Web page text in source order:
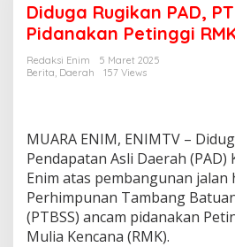
d
u
g
k
a
n
P
A
D
Diduga Rugikan PAD,
Pidanakan Petinggi
Redaksi Enim
5 Maret 2025
Berita, Daerah 157 Views
MUARA ENIM, ENIMTV –
Pendapatan Asli Daerah
Enim atas pembangunan jalan
Perhimpunan Tambang
(PTBSS) ancam pidanakan
Mulia Kencana (RMK).